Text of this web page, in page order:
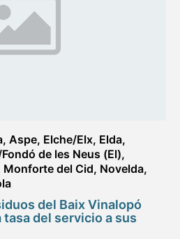
, Aspe, Elche/Elx, Elda,
de les Neus (El),
Monforte del Cid, Novelda,
del Baix Vinalopó
tasa del servicio a sus